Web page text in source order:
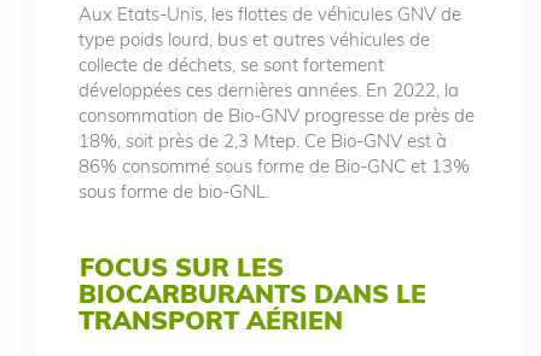
Aux Etats-Unis, les flottes de véhicules GNV de
type poids lourd, bus et autres véhicules de
collecte de déchets, se sont fortement
développées ces dernières années. En 2022, la
consommation de Bio-GNV progresse de près de
18%, soit près de 2,3 Mtep. Ce Bio-GNV est à
86% consommé sous forme de Bio-GNC et 13%
sous forme de bio-GNL.
FOCUS SUR LES
BIOCARBURANTS DANS LE
TRANSPORT AÉRIEN